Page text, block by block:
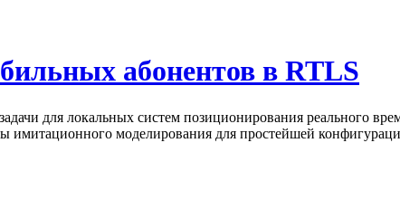
абонентов в RTLS
для локальных систем позиционирования реального
имитационного моделирования для простейшей